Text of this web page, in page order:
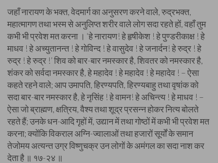
जहाँ नारायण के भक्त, वेदमार्ग का अनुसरण करने वाले, रुद्रभक्त,
महात्मागण तथा भस्म से अनुलिप्त शरीर वाले लोग सदा रहते हों, वहाँ तुम
कभी भी प्रवेश मत करना । ‘हे नारायण! हे हृषीकेश ! हे पुण्डरीकाक्ष ! हे
माधव ! हे अच्युतानन्त ! हे गोविन्द ! हे वासुदेव ! हे जनार्दन! हे रुद्र ! हे
रुद्र ! हे रुद्र !’ शिव को बार-बार नमस्कार है, शिवतर को नमस्कार है,
शंकर को सर्वदा नमस्कार है, हे महादेव ! हे महादेव ! हे महादेव ! – ऐसा
कहते रहने वाले; आप उमापति, हिरण्यपति, हिरण्यबाहु तथा वृषांक को
सदा बार-बार नमस्कार है, हे नृसिंह ! हे वामन! हे अचिन्त्य ! हे माधव ! –
ऐसा जो ब्राह्मण, क्षत्रिय, वैश्य तथा शूद्र प्रसन्न होकर नित्य बोलते
रहते हैं; उनके धन-आदि गृहों में, उद्यान में तथा गोष्ठों में कभी भी प्रवेश मत
करना; क्योंकि विकराल अग्नि-ज्वालाओं तथा हजारों सूर्यों के समान
तेजोमय अत्यन्त उग्र विष्णुचक्र उन लोगों के अमंगल का सदा नाश कर
देता है ॥ १७-२४ ॥